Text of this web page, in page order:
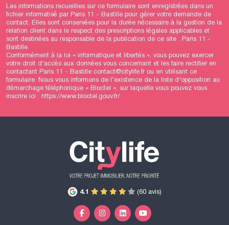
Les informations recueillies sur ce formulaire sont enregistrées dans un
fichier informatisé par Paris 11 - Bastille pour gérer votre demande de
contact. Elles sont conservées pour la durée nécessaire à la gestion de la
relation client dans le respect des prescriptions légales applicables et
sont destinées au responsable de la publication de ce site : Paris 11 -
Bastille.
Conformément à la loi « informatique et libertés », vous pouvez exercer
votre droit d'accès aux données vous concernant et les faire rectifier en
contactant Paris 11 - Bastille contact@citylife.fr ou en utilisant ce
formulaire. Nous vous informons de l’existence de la liste d'opposition au
démarchage téléphonique « Bloctel », sur laquelle vous pouvez vous
inscrire ici : https://www.bloctel.gouv.fr/
4.1 (60 avis)